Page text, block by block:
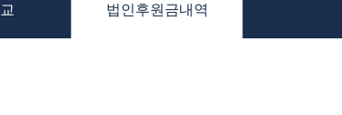
법인후원금내역